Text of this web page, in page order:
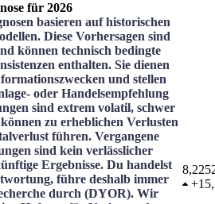
für 2026
basieren auf historischen
Diese Vorhersagen sind
können technisch bedingte
enthalten. Sie dienen
und stellen
oder Handelsempfehlung
sind extrem volatil, schwer
zu erheblichen Verlusten
führen. Vergangene
sind kein verlässlicher
Ergebnisse. Du handelst
führe deshalb immer
durch (DYOR). Wir
+